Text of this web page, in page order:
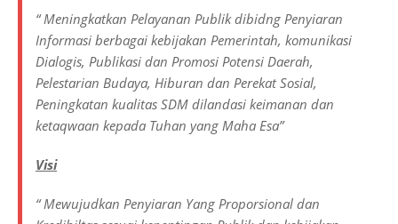
“ Meningkatkan Pelayanan Publik dibidng Penyiaran
Informasi berbagai kebijakan Pemerintah, komunikasi
Dialogis, Publikasi dan Promosi Potensi Daerah,
Pelestarian Budaya, Hiburan dan Perekat Sosial,
Peningkatan kualitas SDM dilandasi keimanan dan
ketaqwaan kepada Tuhan yang Maha Esa”
Visi
“ Mewujudkan Penyiaran Yang Proporsional dan